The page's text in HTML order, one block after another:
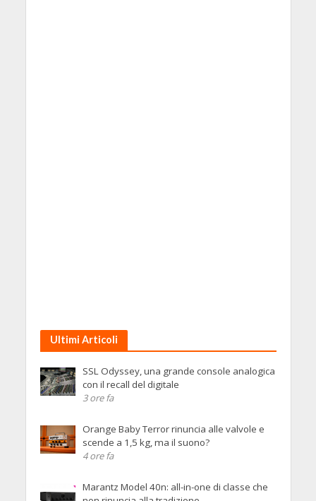
Ultimi Articoli
SSL Odyssey, una grande console analogica
con il recall del digitale
3 ore fa
Orange Baby Terror rinuncia alle valvole e
scende a 1,5 kg, ma il suono?
4 ore fa
Marantz Model 40n: all-in-one di classe che